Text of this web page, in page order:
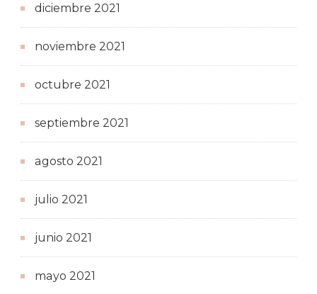
diciembre 2021
noviembre 2021
octubre 2021
septiembre 2021
agosto 2021
julio 2021
junio 2021
mayo 2021